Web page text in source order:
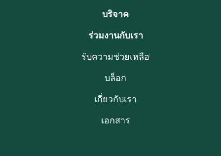
บริจาค
ร่วมงานกับเรา
รับความช่วยเหลือ
บล็อก
เกี่ยวกับเรา
เอกสาร